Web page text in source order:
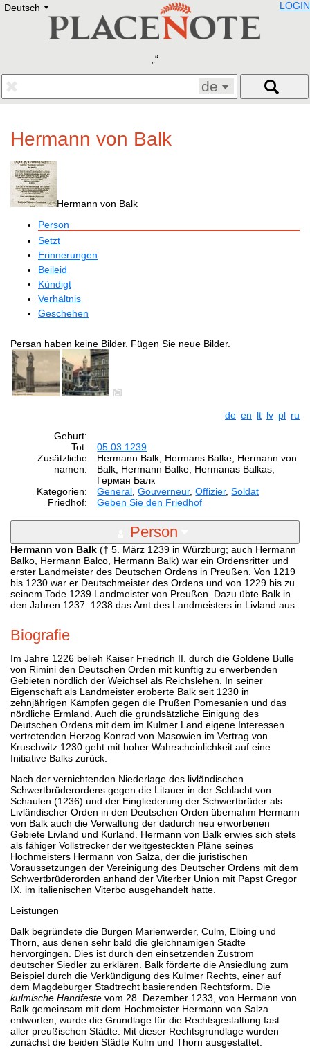
Deutsch E
Deutsch
Francais
Polski
Eestikeelne
LOGIN
de
Hermann von Balk
Hermann von Balk
Person
Setzt
Erinnerungen
Beileid
Kündigt
Verhältnis
Geschehen
Persan haben keine Bilder. Fügen Sie neue Bilder.
de en lt lv pl ru
Geburt:
Tot:
05.03.1239
Zusätzliche
namen:
Hermann Balk, Hermans Balke, Hermann von
Balk, Hermann Balke, Hermanas Balkas,
Герман Балк
Kategorien:
General ,Gouverneur,Offizier,Soldat
Friedhof:
Geben Sie den Friedhof
Person
Hermann von Balk († 5. März 1239 in Würzburg; auch Hermann
Balko, Hermann Balco, Hermann Balk) war ein Ordensritter und
erster Landmeister des Deutschen Ordens in Preußen. Von 1219
bis 1230 war er Deutschmeister des Ordens und von 1229 bis zu
seinem Tode 1239 Landmeister von Preußen. Dazu übte Balk in
den Jahren 1237–1238 das Amt des Landmeisters in Livland aus.
Biografie
Im Jahre 1226 belieh Kaiser Friedrich II. durch die Goldene Bulle
von Rimini den Deutschen Orden mit künftig zu erwerbenden
Gebieten nördlich der Weichsel als Reichslehen. In seiner
Eigenschaft als Landmeister eroberte Balk seit 1230 in
zehnjährigen Kämpfen gegen die Prußen Pomesanien und das
nördliche Ermland. Auch die grundsätzliche Einigung des
Deutschen Ordens mit dem im Kulmer Land eigene Interessen
vertretenden Herzog Konrad von Masowien im Vertrag von
Kruschwitz 1230 geht mit hoher Wahrscheinlichkeit auf eine
Initiative Balks zurück.
Nach der vernichtenden Niederlage des livländischen
Schwertbrüderordens gegen die Litauer in der Schlacht von
Schaulen (1236) und der Eingliederung der Schwertbrüder als
Livländischer Orden in den Deutschen Orden übernahm Hermann
von Balk auch die Verwaltung der dadurch neu erworbenen
Gebiete Livland und Kurland. Hermann von Balk erwies sich stets
als fähiger Vollstrecker der weitgesteckten Pläne seines
Hochmeisters Hermann von Salza, der die juristischen
Voraussetzungen der Vereinigung des Deutscher Ordens mit dem
Schwertbrüderorden anhand der Viterber Union mit Papst Gregor
IX. im italienischen Viterbo ausgehandelt hatte.
Leistungen
Balk begründete die Burgen Marienwerder, Culm, Elbing und
Thorn, aus denen sehr bald die gleichnamigen Städte
hervorgingen. Dies ist durch den einsetzenden Zustrom
deutscher Siedler zu erklären. Balk förderte die Ansiedlung zum
Beispiel durch die Verkündigung des Kulmer Rechts, einer auf
dem Magdeburger Stadtrecht basierenden Rechtsform. Die
kulmische Handfeste vom 28. Dezember 1233, von Hermann von
Balk gemeinsam mit dem Hochmeister Hermann von Salza
entworfen, wurde die Grundlage für die Rechtsgestaltung fast
aller preußischen Städte. Mit dieser Rechtsgrundlage wurden
zunächst die beiden Städte Kulm und Thorn ausgestattet.